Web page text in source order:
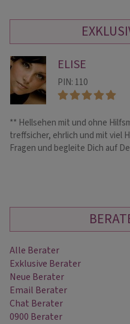
ELISE
PIN: 110
** Hellsehen mit und ohne
treffsicher, ehrlich und mit viel
Fragen und begleite Dich auf
Alle Berater
Exklusive Berater
Neue Berater
Email Berater
Chat Berater
0900 Berater